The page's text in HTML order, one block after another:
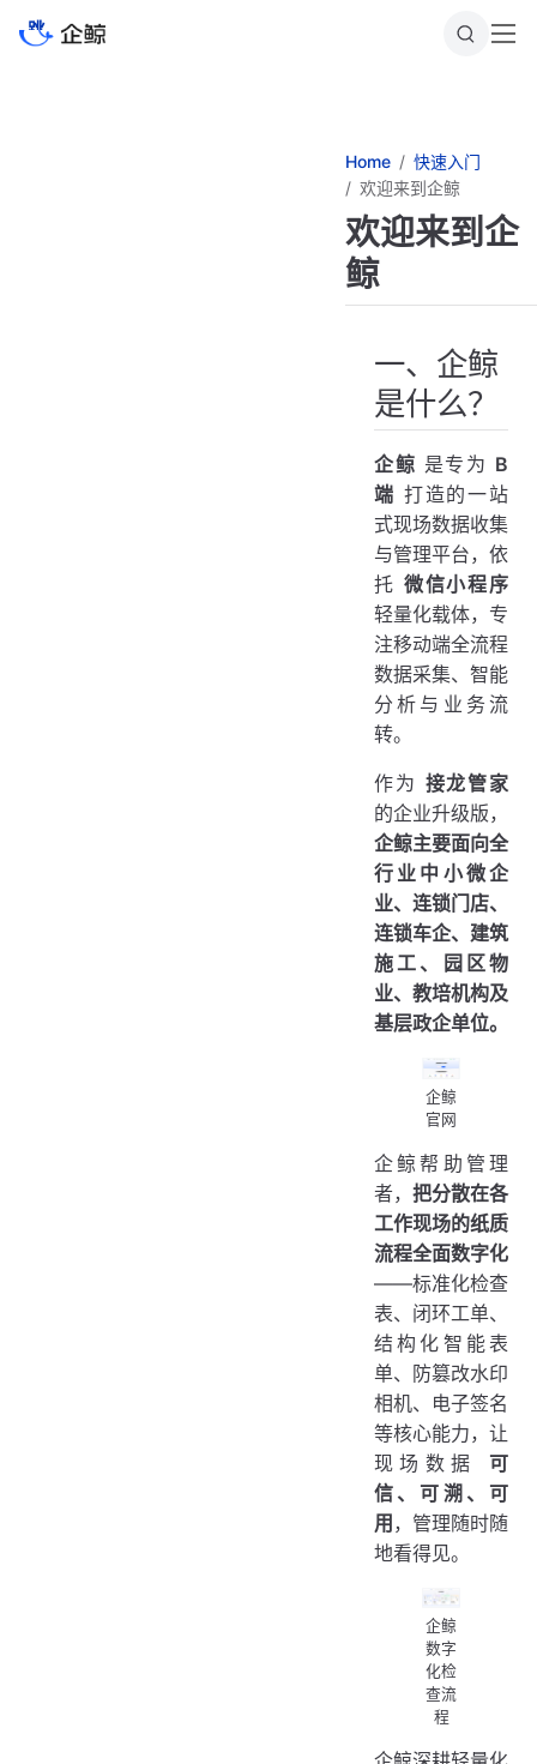
跳
Home
快速入门
欢迎来到企鲸
欢迎来到企
鲸
一、企鲸
是什么？
企鲸 是专为 B
端 打造的一站
式现场数据收集
与管理平台，依
托 微信小程序
轻量化载体，专
注移动端全流程
数据采集、智能
分析与业务流
转。
作为 接龙管家
的企业升级版，
企鲸主要面向全
行业中小微企
业、连锁门店、
连锁车企、建筑
施工、园区物
业、教培机构及
基层政企单位。
企鲸
官网
企鲸帮助管理
者， 把分散在各
工作现场的纸质
流程全面数字化
——标准化检查
表、闭环工单、
结构化智能表
单、防篡改水印
相机、电子签名
等核心能力，让
现场数据 可
信、可溯、可
用，管理随时随
地看得见。
企鲸
数字
化检
查流
程